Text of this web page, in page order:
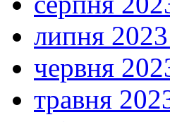
липня
червня
травня